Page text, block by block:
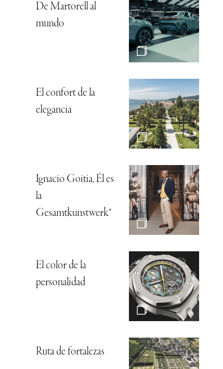
De Martorell al
mundo
El confort de la
elegancia
Ignacio Goitia, Él es
la
Gesamtkunstwerk*
El color de la
personalidad
Ruta de fortalezas